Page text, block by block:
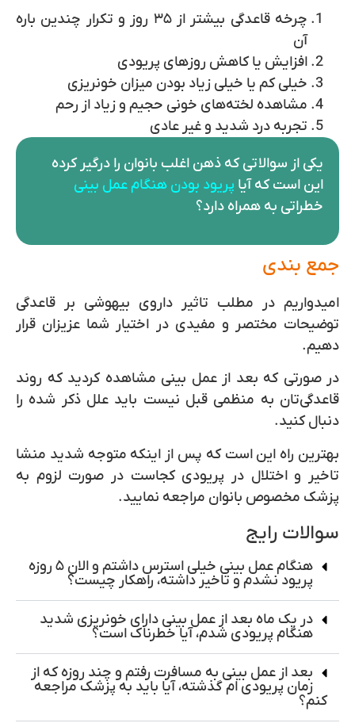
چرخه قاعدگی بیشتر از ۳۵ روز و تکرار چندین باره
آن
افزایش یا کاهش روزهای پریودی
خیلی کم یا خیلی زیاد بودن میزان خونریزی
مشاهده لخته‌های خونی حجیم و زیاد از رحم
تجربه درد شدید و غیر عادی
یکی از سوالاتی که ذهن اغلب بانوان را درگیر کرده
این است که آیا پریود بودن هنگام عمل بینی
خطراتی به همراه دارد؟
جمع بندی
امیدواریم در مطلب تاثیر داروی بیهوشی بر قاعدگی
توضیحات مختصر و مفیدی در اختیار شما عزیزان قرار
دهیم.
در صورتی که بعد از عمل بینی مشاهده کردید که روند
قاعدگی‌تان به منظمی قبل نیست باید علل ذکر شده را
دنبال کنید.
بهترین راه این است که پس از اینکه متوجه شدید منشا
تاخیر و اختلال در پریودی کجاست در صورت لزوم به
پزشک مخصوص بانوان مراجعه نمایید.
سوالات رایج
هنگام عمل بینی خیلی استرس داشتم و الان ۵ روزه
پریود نشدم و تاخیر داشته، راهکار چیست؟
در یک ماه بعد از عمل بینی دارای خونریزی شدید
هنگام پریودی شدم، آیا خطرناک است؟
بعد از عمل بینی به مسافرت رفتم و چند روزه که از
زمان پریودی ام گذشته، آیا باید به پزشک مراجعه
کنم؟